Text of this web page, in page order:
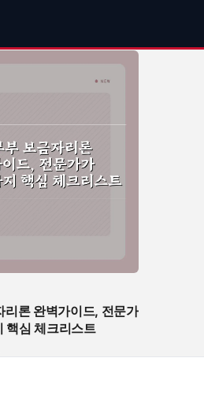
리론 완벽가이드, 전문가
핵심 체크리스트